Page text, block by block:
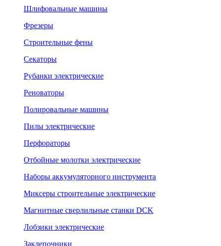
Шлифовальные машины
Фрезеры
Строительные фены
Секаторы
Рубанки электрические
Реноваторы
Полировальные машины
Пилы электрические
Перфораторы
Отбойные молотки электрические
Наборы аккумуляторного инструмента
Миксеры строительные электрические
Магнитные сверлильные станки DCK
Лобзики электрические
Заклепочники